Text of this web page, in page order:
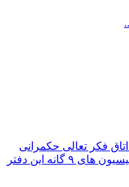
فکر تعالی حکمرانی
ساختار اجرایی کشور دانسته و کمیسیون های ۹ گانه این دفتر